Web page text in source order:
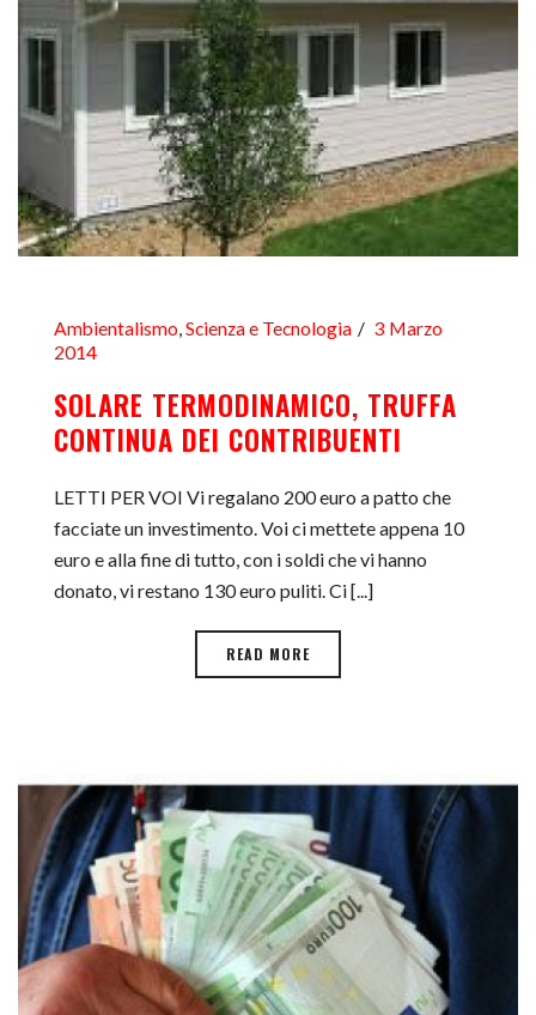
Ambientalismo,Scienza e Tecnologia
3 Marzo
2014
SOLARE TERMODINAMICO, TRUFFA
CONTINUA DEI CONTRIBUENTI
LETTI PER VOI Vi regalano 200 euro a patto che
facciate un investimento. Voi ci mettete appena 10
euro e alla fine di tutto, con i soldi che vi hanno
donato, vi restano 130 euro puliti. Ci [...]
READ MORE